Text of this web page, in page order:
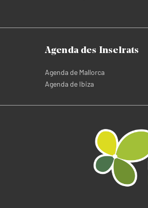
Agenda des Inselrats
Agenda de Mallorca
Agenda de Ibiza